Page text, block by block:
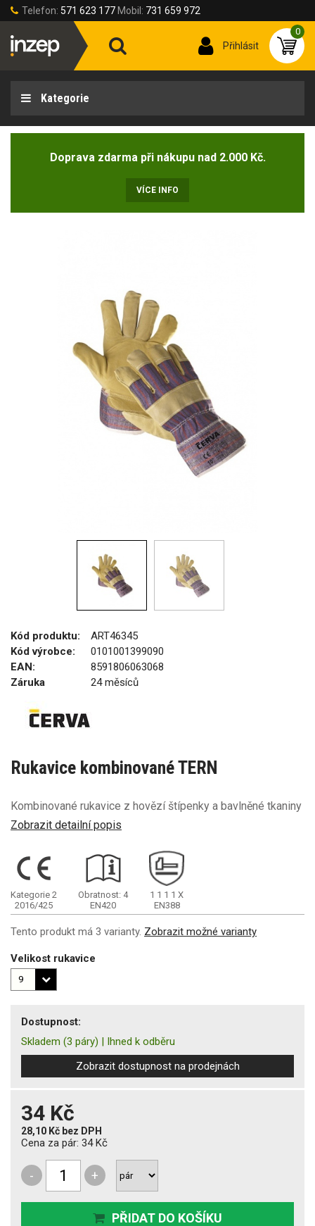
Telefon: 571 623 177 Mobil: 731 659 972
Přihlásit
0
Kategorie
Doprava zdarma při nákupu nad 2.000 Kč.
VÍCE INFO
Kód produktu:
ART46345
Kód výrobce:
0101001399090
EAN:
8591806063068
Záruka
24 měsíců
Rukavice kombinované TERN
Kombinované rukavice z hovězí štípenky a bavlněné tkaniny
Zobrazit detailní popis
Kategorie 2
2016/425
Obratnost: 4
EN420
1 1 1 1 X
EN388
Tento produkt má 3 varianty. Zobrazit možné varianty
Velikost rukavice
Dostupnost:
Skladem (3 páry) | Ihned k odběru
Zobrazit dostupnost na prodejnách
34 Kč
28,10 Kč bez DPH
Cena za pár: 34 Kč
- +
PŘIDAT DO KOŠÍKU